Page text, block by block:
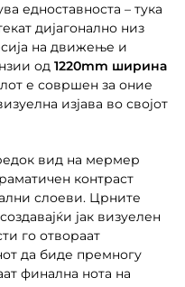
едноставноста – тука
дијагонално низ
на движење и
од 1220mm ширина
е совршен за оние
изјава во својот
вид на мермер
контраст
слоеви. Црните
јак визуелен
го отвораат
да биде премногу
финална нота на